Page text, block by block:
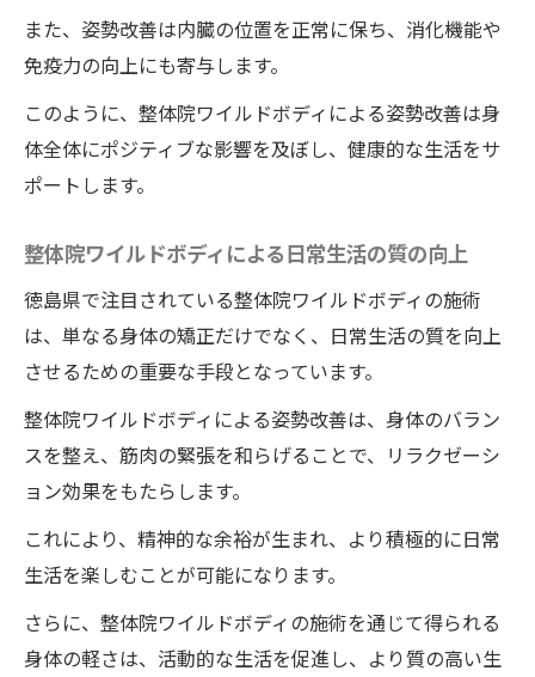
整体院ワイルドボディの施術を通じた自信
回復のプロセス
徳島県で身長が伸びる整体院ワイルドボディの
魅力痛くない施術で安心の理由
痛みを感じさせない整体院ワイルドボディ
徳島県の整体院ワイルドボディが支持され
る理由
顧客が安心する施術環境の整え方
具体的な施術プロセスの紹介
整体師の専門知識と安心感の提供
痛みのない施術がもたらす長期的な効果
1mm千円の料金システムが生む整体業界の新常
識
ニズム
また、姿勢改善は内臓の位置を正常に保ち、消化機能や
免疫力の向上にも寄与します。
このように、整体院ワイルドボディによる姿勢改善は身
体全体にポジティブな影響を及ぼし、健康的な生活をサ
ポートします。
整体院ワイルドボディによる日常生活の質の向上
徳島県で注目されている整体院ワイルドボディの施術
は、単なる身体の矯正だけでなく、日常生活の質を向上
させるための重要な手段となっています。
整体院ワイルドボディによる姿勢改善は、身体のバラン
スを整え、筋肉の緊張を和らげることで、リラクゼーシ
ョン効果をもたらします。
これにより、精神的な余裕が生まれ、より積極的に日常
生活を楽しむことが可能になります。
さらに、整体院ワイルドボディの施術を通じて得られる
身体の軽さは、活動的な生活を促進し、より質の高い生